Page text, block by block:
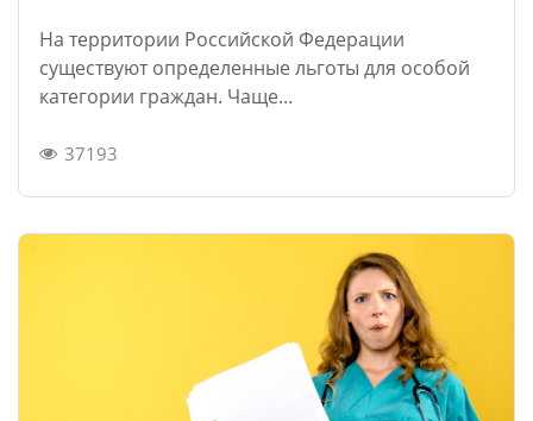
На территории Российской Федерации
существуют определенные льготы для особой
категории граждан. Чаще...
37193